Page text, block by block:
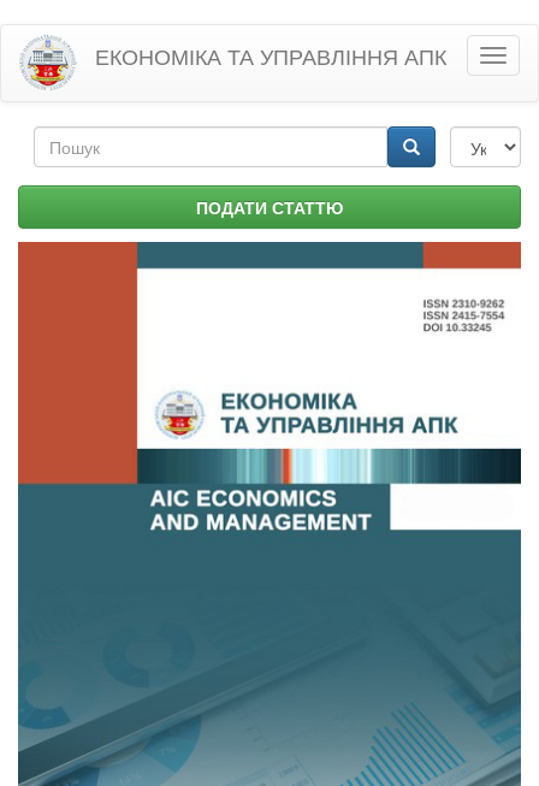
Перейти
основного
матеріалу
ЕКОНОМІКА ТА УПРАВЛІННЯ АПК
Пошукова
форма ПОДАТИ СТАТТЮ